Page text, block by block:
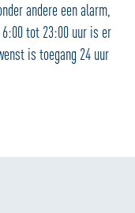
andere een alarm,
tot 23:00 uur is er
is toegang 24 uur